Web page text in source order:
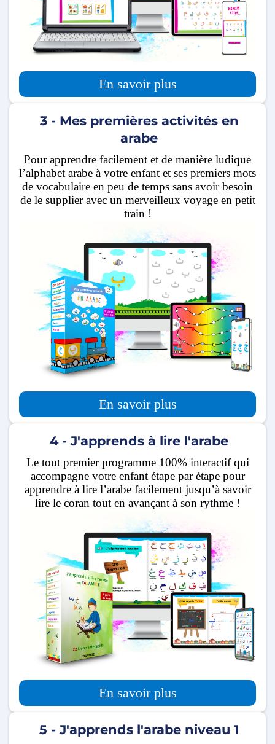
En savoir plus
3 - Mes premières activités en
arabe
Pour apprendre facilement et de manière ludique
l’alphabet arabe à votre enfant et ses premiers mots
de vocabulaire en peu de temps sans avoir besoin
de le supplier avec un merveilleux voyage en petit
train !
En savoir plus
4 - J'apprends à lire l'arabe
Le tout premier programme 100% interactif qui
accompagne votre enfant étape par étape pour
apprendre à lire l’arabe facilement jusqu’à savoir
lire le coran tout en avançant à son rythme !
En savoir plus
5 - J'apprends l'arabe niveau 1